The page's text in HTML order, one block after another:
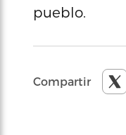
pueblo.
Compartir